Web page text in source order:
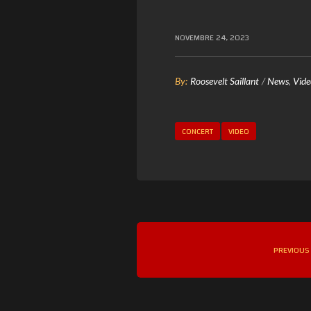
NOVEMBRE 24, 2023
By: Roosevelt Saillant News
CONCERT VIDEO